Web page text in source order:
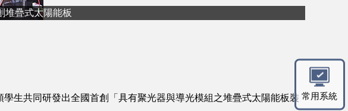
常用系統
疊式太陽能板
生共同研發出全國首創「具有聚光器與導光模組之堆疊式太陽能板裝